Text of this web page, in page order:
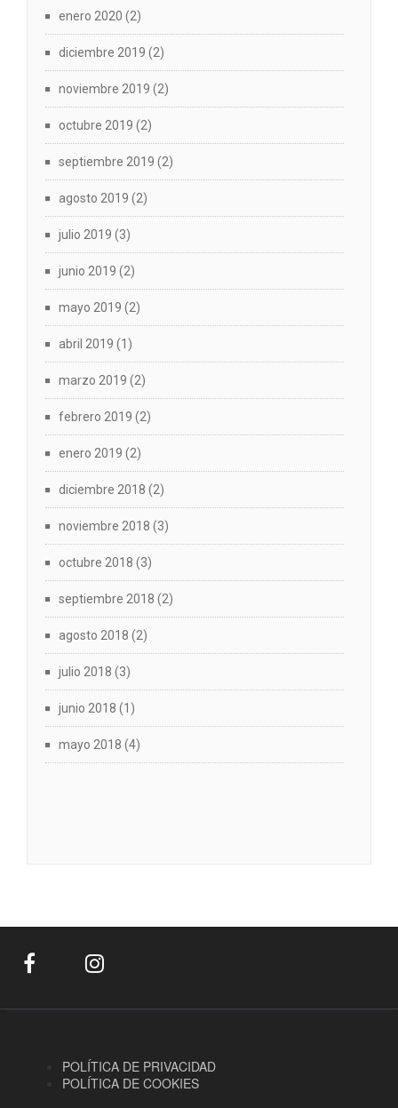
enero 2020 (2)
diciembre 2019 (2)
noviembre 2019 (2)
octubre 2019 (2)
septiembre 2019 (2)
agosto 2019 (2)
julio 2019 (3)
junio 2019 (2)
mayo 2019 (2)
abril 2019 (1)
marzo 2019 (2)
febrero 2019 (2)
enero 2019 (2)
diciembre 2018 (2)
noviembre 2018 (3)
octubre 2018 (3)
septiembre 2018 (2)
agosto 2018 (2)
julio 2018 (3)
junio 2018 (1)
mayo 2018 (4)
POLÍTICA DE PRIVACIDAD
POLÍTICA DE COOKIES